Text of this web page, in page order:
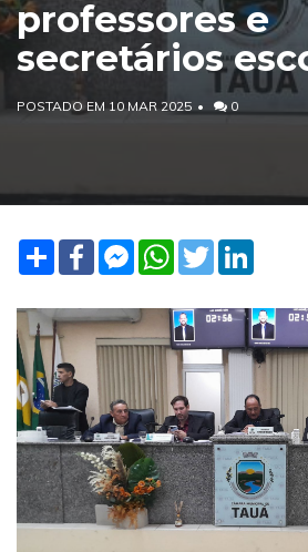
professores e
secretários
POSTADO EM 10 MAR 2025 0
Share FacebookFacebook
Messenger
WhatsApp
Twitter